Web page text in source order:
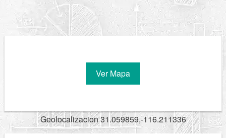
Ver Mapa
Geolocalizacion 31.059859,-116.211336